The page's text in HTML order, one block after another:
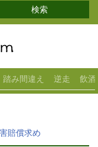
踏み間違え 逆走 飲酒
賠償求め